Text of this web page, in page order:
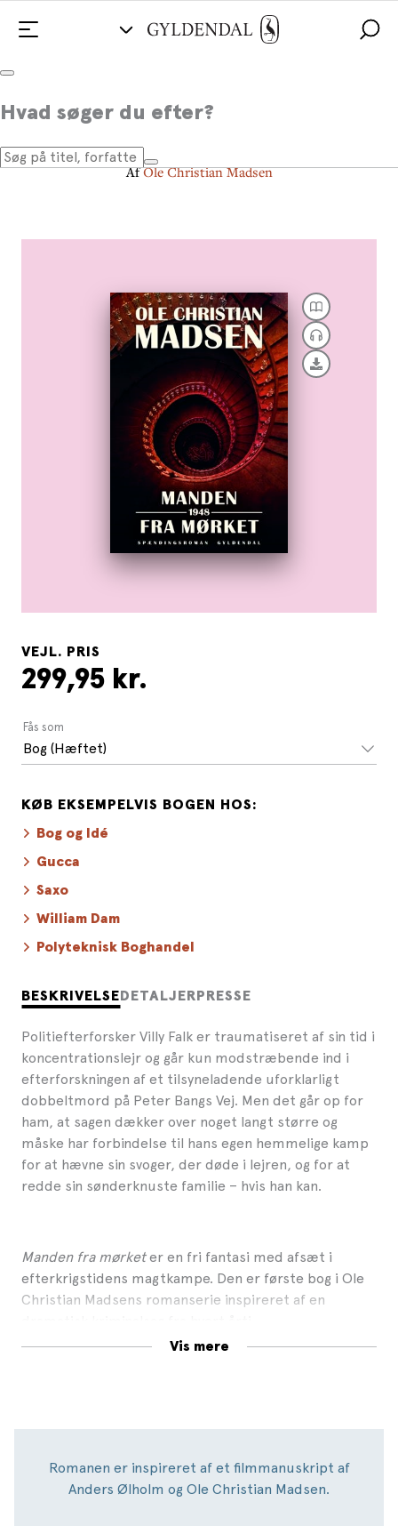
Hvad søger du efter?
Manden fra mørket
AfOle Christian Madsen
BESKRIVELSE DETALJER PRESSE
Politiefterforsker Villy Falk er traumatiseret af sin tid i
koncentrationslejr og går kun modstræbende ind i
efterforskningen af et tilsyneladende uforklarligt
dobbeltmord på Peter Bangs Vej. Men det går op for
ham, at sagen dækker over noget langt større og
måske har forbindelse til hans egen hemmelige kamp
for at hævne sin svoger, der døde i lejren, og for at
redde sin sønderknuste familie – hvis han kan.
Manden fra mørketer en fri fantasi med afsæt i
efterkrigstidens magtkampe. Den er første bog i Ole
Christian Madsens romanserie inspireret af en
Vis mere
VEJL. PRIS
299,95 kr.
Fås som
Bog (Hæftet)
KØB EKSEMPELVIS BOGEN HOS:
Bog og Idé
Gucca
Saxo
William Dam
Polyteknisk Boghandel
Romanen er inspireret af et filmmanuskript af
Anders Ølholm og Ole Christian Madsen.